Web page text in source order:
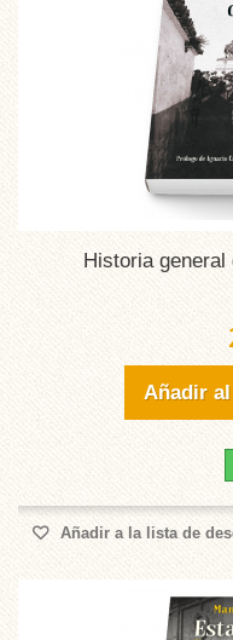
Historia general
Añadir
Añadir a la lista de